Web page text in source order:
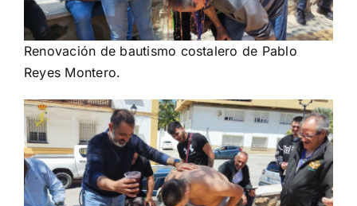
Renovación de bautismo costalero de Pablo
Reyes Montero.